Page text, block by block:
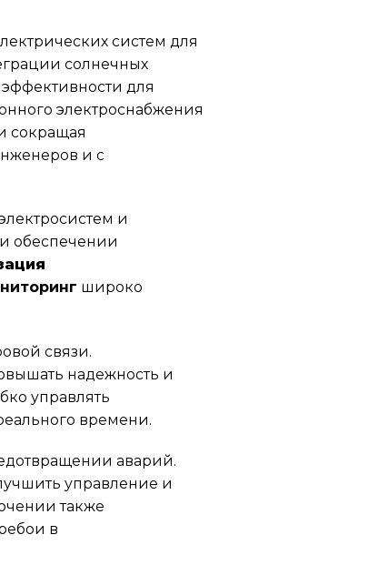
систем для
солнечных
для
электроснабжения
сокращая
и с
и
обеспечении
широко
связи.
надежность и
управлять
времени.
аварий.
управление и
также
в